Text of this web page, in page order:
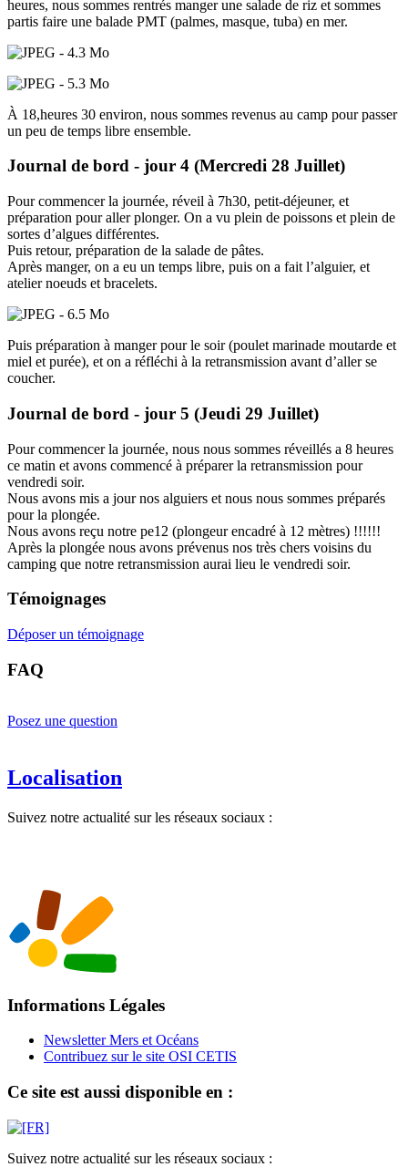
heures, nous sommes rentrés manger une salade de riz et sommes
partis faire une balade PMT (palmes, masque, tuba) en mer.
À 18,heures 30 environ, nous sommes revenus au camp pour passer
un peu de temps libre ensemble.
Journal de bord - jour 4 (Mercredi 28 Juillet)
Pour commencer la journée, réveil à 7h30, petit-déjeuner, et
préparation pour aller plonger. On a vu plein de poissons et plein de
sortes d’algues différentes.
Puis retour, préparation de la salade de pâtes.
Après manger, on a eu un temps libre, puis on a fait l’alguier, et
atelier noeuds et bracelets.
Puis préparation à manger pour le soir (poulet marinade moutarde et
miel et purée), et on a réfléchi à la retransmission avant d’aller se
coucher.
Journal de bord - jour 5 (Jeudi 29 Juillet)
Pour commencer la journée, nous nous sommes réveillés a 8 heures
ce matin et avons commencé à préparer la retransmission pour
vendredi soir.
Nous avons mis a jour nos alguiers et nous nous sommes préparés
pour la plongée.
Nous avons reçu notre pe12 (plongeur encadré à 12 mètres) !!!!!!
Après la plongée nous avons prévenus nos très chers voisins du
camping que notre retransmission aurai lieu le vendredi soir.
Témoignages
Déposer un témoignage
FAQ
Posez une question
Localisation
Suivez notre actualité sur les réseaux sociaux :
Informations Légales
Newsletter Mers et Océans
Contribuez sur le site OSI CETIS
Ce site est aussi disponible en :
Suivez notre actualité sur les réseaux sociaux :